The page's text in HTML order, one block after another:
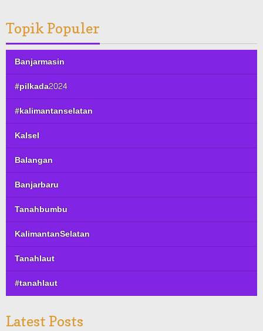
Topik Populer
Banjarmasin
#pilkada2024
#kalimantanselatan
Kalsel
Balangan
Banjarbaru
Tanahbumbu
KalimantanSelatan
Tanahlaut
#tanahlaut
Latest Posts